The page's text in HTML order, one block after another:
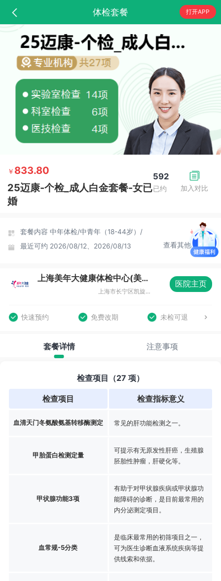
体检套餐 打开APP
加入对比
592
已约
￥ 833.80
25迈康-个检_成人白金套餐-女已
婚
套餐内容 中年体检/中青年（18-44岁）/
最近可约 2026/08/12、2026/08/13 查看其他时间
上海美年大健康体检中心(美楷分院)
上海市长宁区凯旋路369号B1层08室
医院主页
快速预约 免费改期 未检可退
套餐详情 注意事项
检查项目（27 项）
检查项目 检查指标意义
血清天门冬氨酸氨基转移酶测定 常见的肝功能检测之一。
甲胎蛋白检测定量
可提示有无原发性肝癌，生殖腺
胚胎性肿瘤，肝硬化等。
甲状腺功能3项
有助于对甲状腺疾病或甲状腺功
能障碍的诊断，是目前最常用的
内分泌测定项目。
血常规-5分类
是临床最常用的初筛项目之一，
可为医生诊断血液系统疾病等提
供线索和依据。